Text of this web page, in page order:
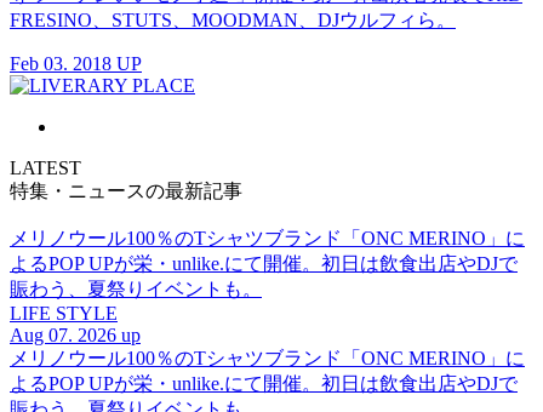
FRESINO、STUTS、MOODMAN、DJウルフィら。
Feb 03. 2018 UP
LATEST
特集・ニュースの最新記事
メリノウール100％のTシャツブランド「ONC MERINO」に
よるPOP UPが栄・unlike.にて開催。初日は飲食出店やDJで
賑わう、夏祭りイベントも。
LIFE STYLE
Aug 07. 2026 up
メリノウール100％のTシャツブランド「ONC MERINO」に
よるPOP UPが栄・unlike.にて開催。初日は飲食出店やDJで